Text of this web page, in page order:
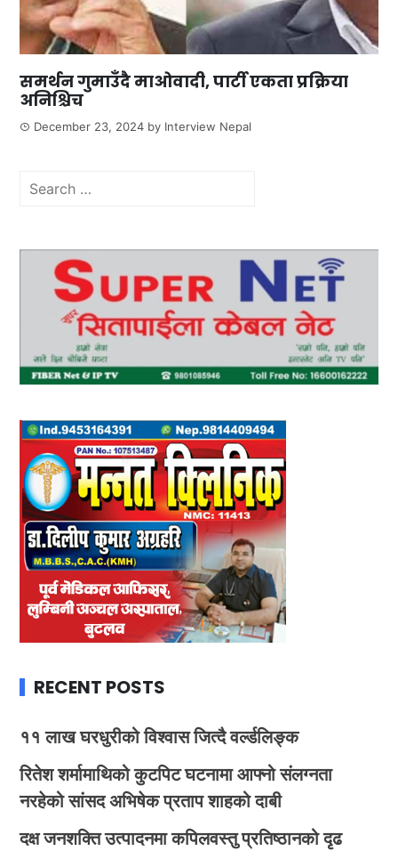
समर्थन गुमाउँदै माओवादी, पार्टी एकता प्रक्रिया
अनिश्चिच
December 23, 2024 by Interview Nepal
Search
RECENT POSTS
११ लाख घरधुरीको विश्वास जित्दै वर्ल्डलिङ्क
रितेश शर्मामाथिको कुटपिट घटनामा आफ्नो संलग्नता
नरहेको सांसद अभिषेक प्रताप शाहको दाबी
दक्ष जनशक्ति उत्पादनमा कपिलवस्तु प्रतिष्ठानको दृढ